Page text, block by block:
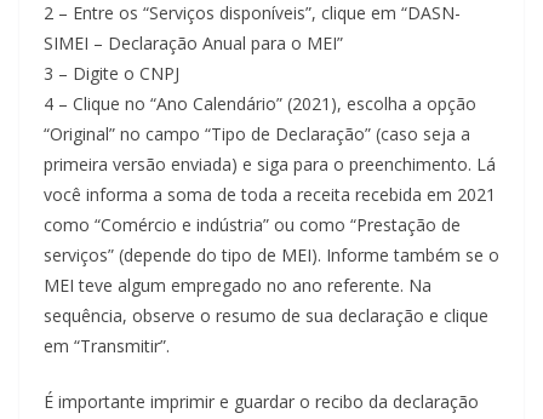
2 – Entre os “Serviços disponíveis”, clique em “DASN-
SIMEI – Declaração Anual para o MEI”
3 – Digite o CNPJ
4 – Clique no “Ano Calendário” (2021), escolha a opção
“Original” no campo “Tipo de Declaração” (caso seja a
primeira versão enviada) e siga para o preenchimento. Lá
você informa a soma de toda a receita recebida em 2021
como “Comércio e indústria” ou como “Prestação de
serviços” (depende do tipo de MEI). Informe também se o
MEI teve algum empregado no ano referente. Na
sequência, observe o resumo de sua declaração e clique
em “Transmitir”.
É importante imprimir e guardar o recibo da declaração